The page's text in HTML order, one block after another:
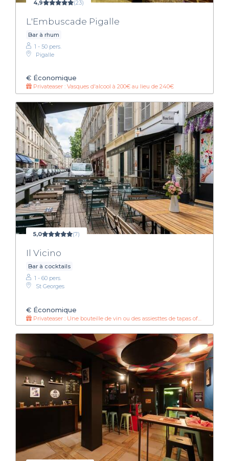
4,9 (23)
L'Embuscade Pigalle
Bar à rhum
1 - 50 pers.
Pigalle
€ Économique
Privateaser : Vasques d'alcool à 200€ au lieu de 240€
5,0 (7)
Il Vicino
Bar à cocktails
1 - 60 pers.
St Georges
€ Économique
Privateaser : Une bouteille de vin ou des assiesttes de tapas offertes 🚨